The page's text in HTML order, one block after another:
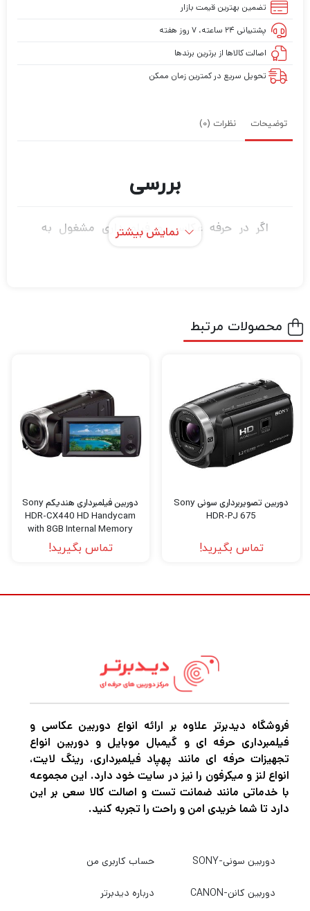
تضمین بهترین قیمت بازار
پشتیبانی ۲۴ ساعته، ۷ روز هفته
اصالت کالاها از برترین برندها
تحویل سریع در کمترین زمان ممکن
توضیحات نظرات (0)
بررسی
اگر در حرفه عکاسی و فیلمبرداری مشغول به
باکیفیت و مجهز برای عکاسی و فیلمبرداری دارید.
اگر میخواهید بهترین دوربین عکاسی و
،گیمبال موبایل و هر نوع تجهیزات آتلیه را با
بهترین کیفیت و قیمت خریداری کنید بهدیدبرتر
سربزنید.
نمایش بیشتر
محصولات مرتبط
دوربین تصویربرداری سونی Sony
HDR-PJ 675
تماس بگیرید!
دوربین فیلمبرداری هندیکم Sony
HDR-CX440 HD Handycam
with 8GB Internal Memory
تماس بگیرید!
فروشگاه دیدبرتر علاوه بر ارائه انواع دوربین عکاسی و
فیلمبرداری حرفه ای و گیمبال موبایل و دوربین انواع
تجهیزات حرفه ای مانند پهپاد فیلمبرداری، رینگ لایت،
انواع لنز و میکرفون را نیز در سایت خود دارد. این مجموعه
با خدماتی مانند ضمانت تست و اصالت کالا سعی بر این
دارد تا شما خریدی امن و راحت را تجربه کنید.
دوربین سونی-SONY
دوربین کانن-CANON
حساب کاربری من
درباره دیدبرتر